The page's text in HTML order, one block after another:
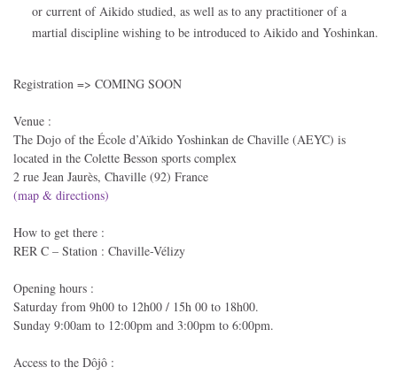
or current of Aikido studied, as well as to any practitioner of a
martial discipline wishing to be introduced to Aikido and Yoshinkan.
Registration => COMING SOON
Venue :
The Dojo of the École d’Aïkido Yoshinkan de Chaville (AEYC) is
located in the Colette Besson sports complex
2 rue Jean Jaurès, Chaville (92) France
(map & directions)
How to get there :
RER C – Station : Chaville-Vélizy
Opening hours :
Saturday from 9h00 to 12h00 / 15h 00 to 18h00.
Sunday 9:00am to 12:00pm and 3:00pm to 6:00pm.
Access to the Dôjô :